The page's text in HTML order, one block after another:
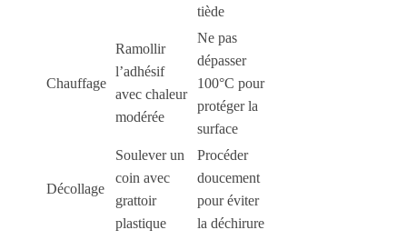
tiède
Chauffage
Ramollir
l’adhésif
avec chaleur
modérée
Ne pas
dépasser
100°C pour
protéger la
surface
Décollage
Soulever un
coin avec
grattoir
plastique
Procéder
doucement
pour éviter
la déchirure